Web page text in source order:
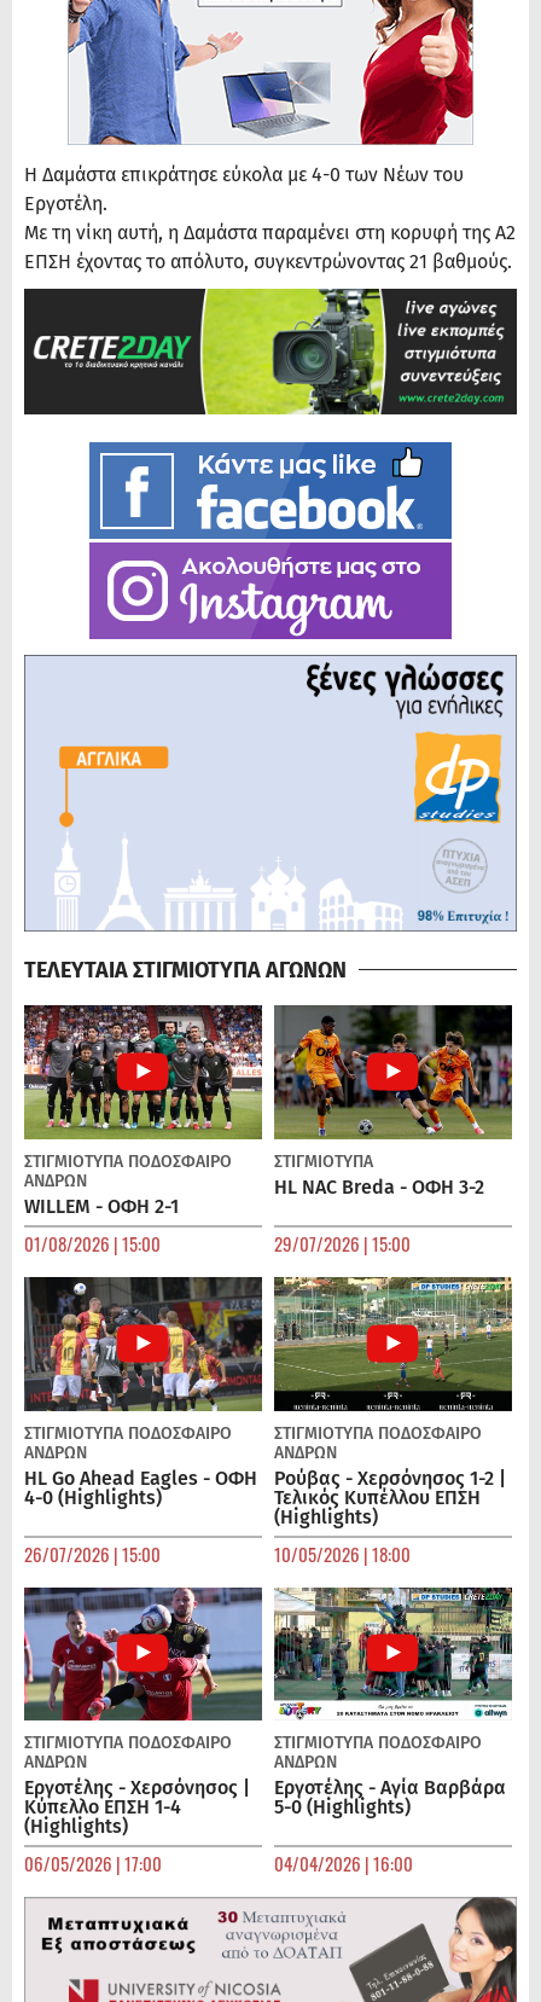
Η Δαμάστα επικράτησε εύκολα με 4-0 των Νέων του
Εργοτέλη.
Με τη νίκη αυτή, η Δαμάστα παραμένει στη κορυφή της Α2
ΕΠΣΗ έχοντας το απόλυτο, συγκεντρώνοντας 21 βαθμούς.
ΤΕΛΕΥΤΑΙΑ ΣΤΙΓΜΙΟΤΥΠΑ ΑΓΩΝΩΝ
ΣΤΙΓΜΙΟΤΥΠΑ ΠΟΔΌΣΦΑΙΡΟ
ΑΝΔΡΏΝ
WILLEM - ΟΦΗ 2-1
01/08/2026 | 15:00
ΣΤΙΓΜΙΟΤΥΠΑ
HL NAC Breda - ΟΦΗ 3-2
29/07/2026 | 15:00
ΣΤΙΓΜΙΟΤΥΠΑ ΠΟΔΌΣΦΑΙΡΟ
ΑΝΔΡΏΝ
HL Go Ahead Eagles - ΟΦΗ
4-0 (Highlights)
26/07/2026 | 15:00
ΣΤΙΓΜΙΟΤΥΠΑ ΠΟΔΌΣΦΑΙΡΟ
ΑΝΔΡΏΝ
Ρούβας - Χερσόνησος 1-2 |
Τελικός Κυπέλλου ΕΠΣΗ
(Highlights)
10/05/2026 | 18:00
ΣΤΙΓΜΙΟΤΥΠΑ ΠΟΔΌΣΦΑΙΡΟ
ΑΝΔΡΏΝ
Εργοτέλης - Χερσόνησος |
Κύπελλο ΕΠΣΗ 1-4
(Highlights)
06/05/2026 | 17:00
ΣΤΙΓΜΙΟΤΥΠΑ ΠΟΔΌΣΦΑΙΡΟ
ΑΝΔΡΏΝ
Εργοτέλης - Αγία Βαρβάρα
5-0 (Highlights)
04/04/2026 | 16:00